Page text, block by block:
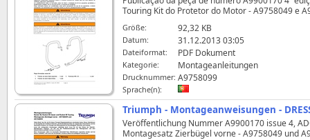
Touring Kit do Protetor do Motor - A9758049 e
Größe: 92,32 KB
Datum: 31.12.2013 03:05
Dateiformat: PDF Dokument
Kategorie: Montageanleitungen
Drucknummer: A9758099
Sprache(n):
Triumph - Montageanweisungen -
Veröffentlichung Nummer A9900170 issue 4,
Montagesatz Zierbügel vorne - A9758049 und